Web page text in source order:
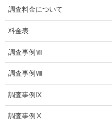
児童虐待防止対策
日本版DBS
探偵学校
調査料金について
料金表
調査事例Ⅶ
調査事例Ⅷ
調査事例Ⅸ
調査事例Ⅹ